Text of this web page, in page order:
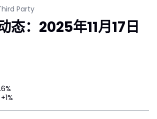
Party
态：2025年11月17日